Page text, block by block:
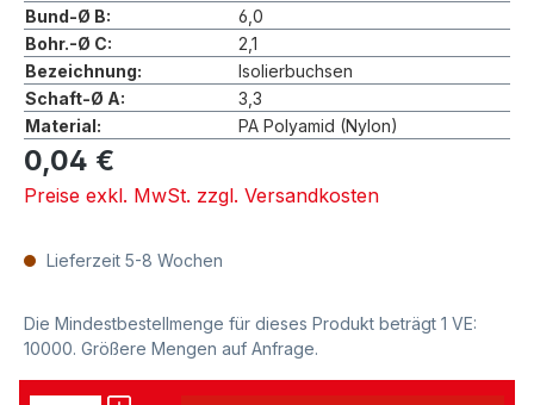
Bund-Ø B:
6,0
Bohr.-Ø C:
2,1
Bezeichnung:
Isolierbuchsen
Schaft-Ø A:
3,3
Material:
PA Polyamid (Nylon)
0,04 €
Preise exkl. MwSt. zzgl. Versandkosten
Lieferzeit 5-8 Wochen
Die Mindestbestellmenge für dieses Produkt beträgt 1 VE:
10000. Größere Mengen auf Anfrage.